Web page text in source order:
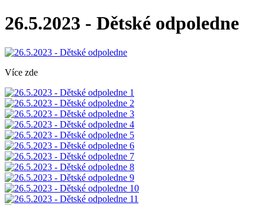
26.5.2023 - Dětské odpoledne
Více zde